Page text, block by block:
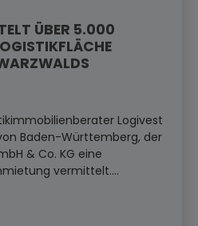
ÜBER 5.000
Logivest
Baden-Württemberg, der
& Co. KG eine
vermittelt....